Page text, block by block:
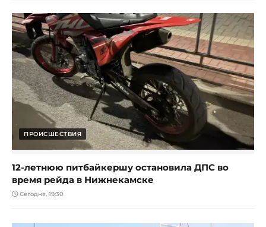
ПРОИСШЕСТВИЯ
12-летнюю питбайкершу остановила ДПС во
время рейда в Нижнекамске
Сегодня, 19:30